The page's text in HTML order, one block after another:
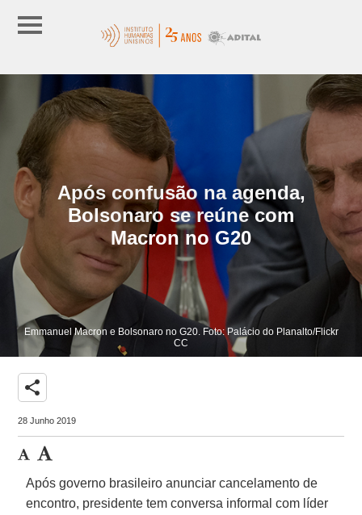
Após confusão na agenda,
Bolsonaro se reúne com
Macron no G20
Emmanuel Macron e Bolsonaro no G20. Foto: Palácio do Planalto/Flickr
CC
share
28 Junho 2019
Após governo brasileiro anunciar cancelamento de
encontro, presidente tem conversa informal com líder